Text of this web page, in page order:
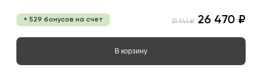
+ 529 бонусов на счет 31 141 ₽ 26 470 ₽
В корзину